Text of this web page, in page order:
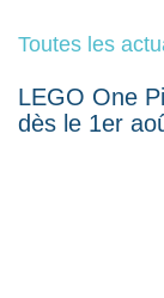
Toutes les
LEGO One
dès le 1er